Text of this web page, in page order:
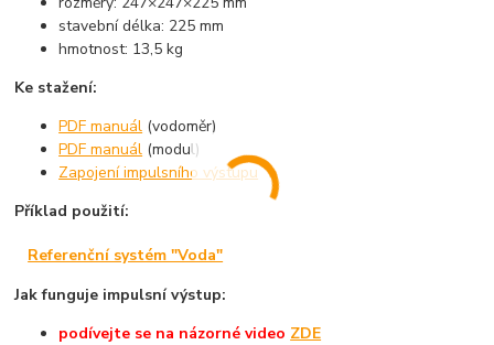
stavební délka: 225 mm
hmotnost: 13,5 kg
Ke stažení:
PDF manuál (vodoměr)
PDF manuál (modul)
Zapojení impulsního výstupu
Příklad použití:
Referenční systém "Voda"
Jak funguje impulsní výstup:
podívejte se na názornévideo ZDE